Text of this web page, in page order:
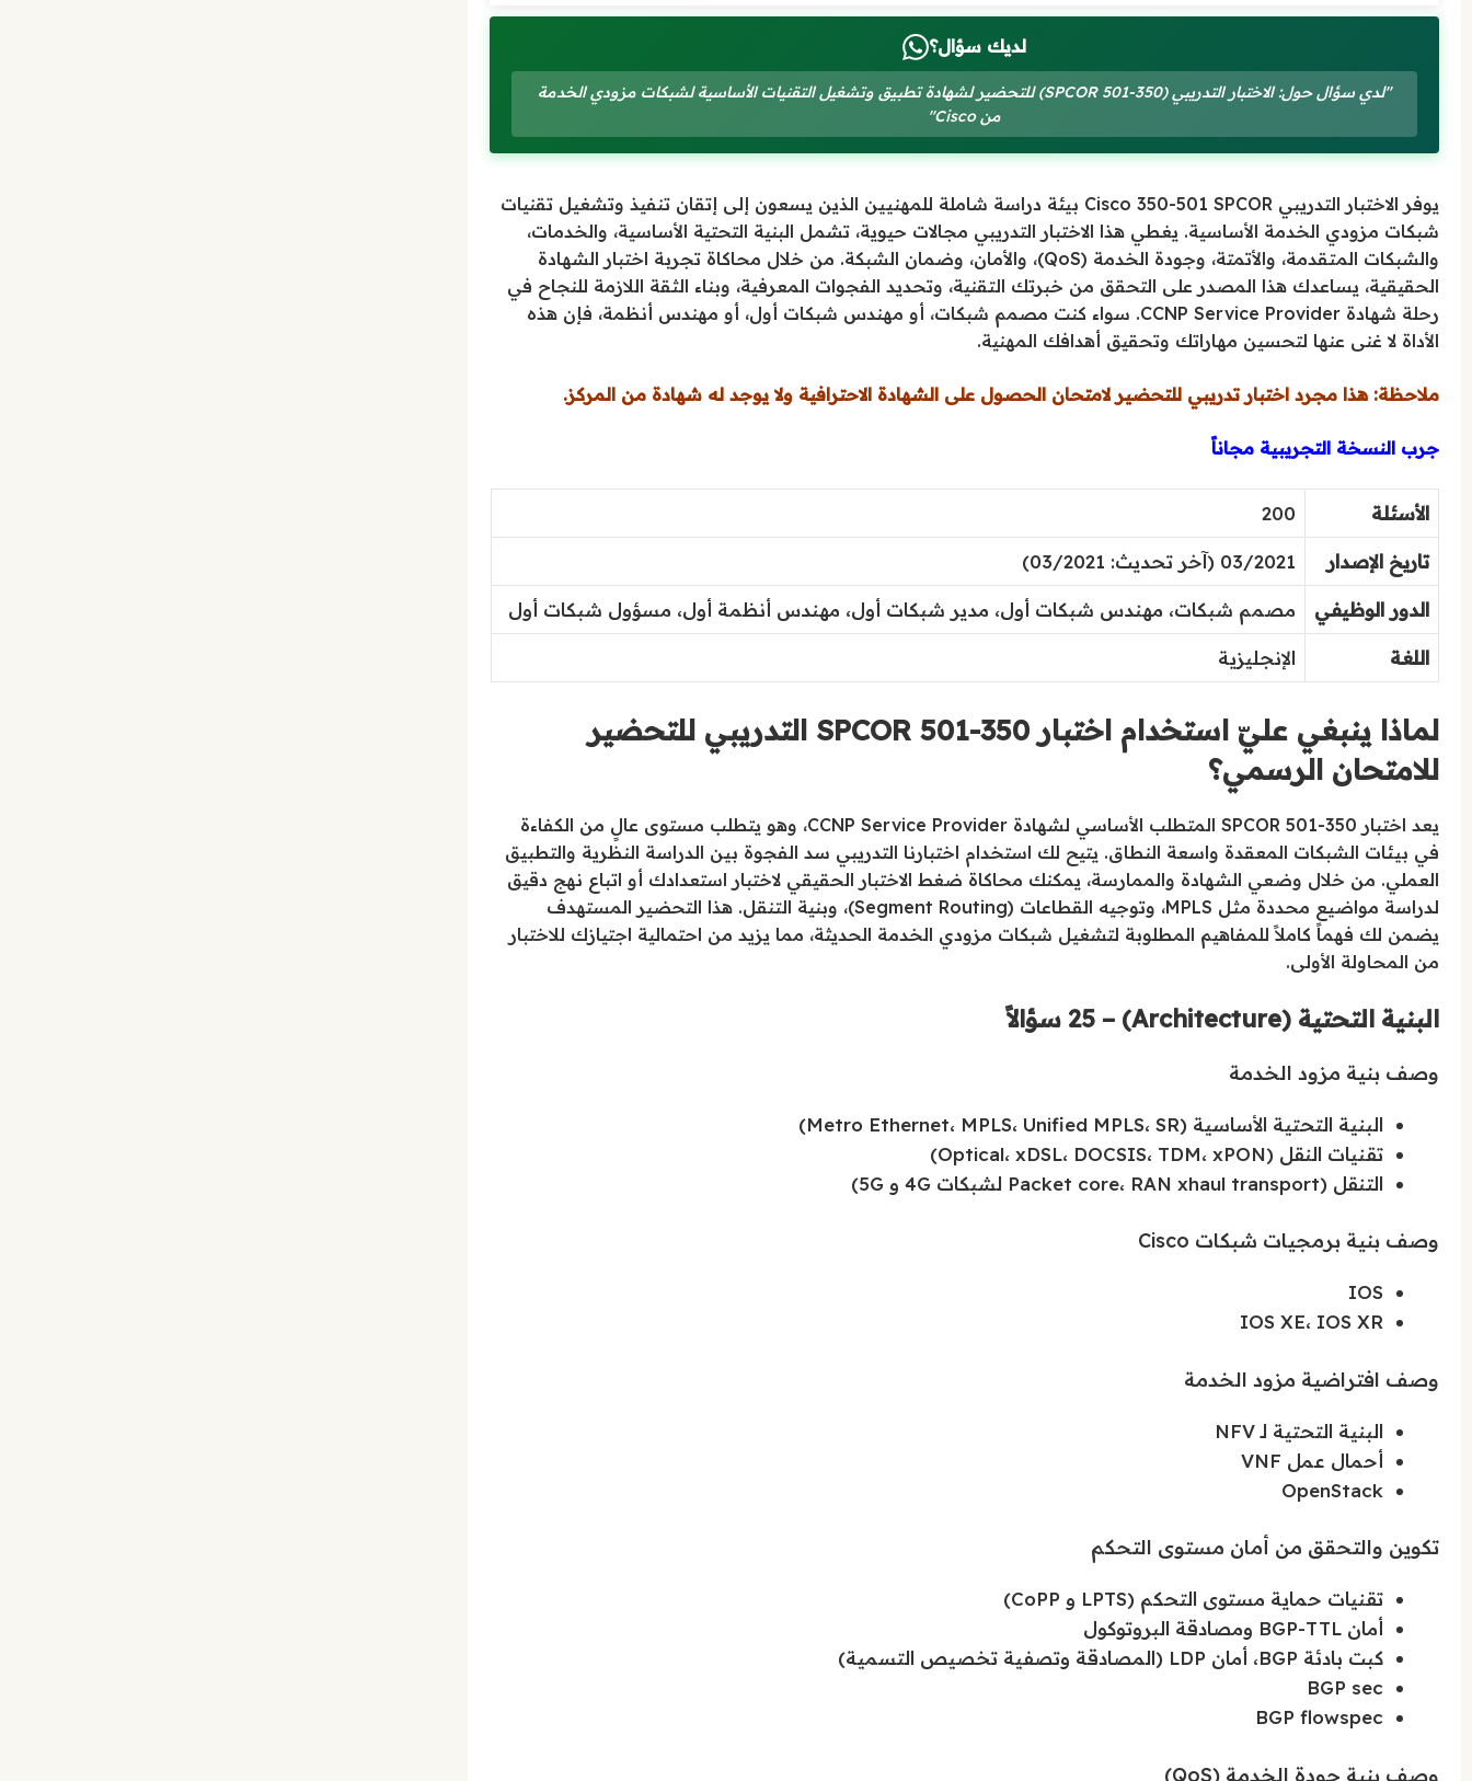
لديك سؤال؟
"لدي سؤال حول: الاختبار التدريبي (350-501 SPCOR) للتحضير لشهادة تطبيق وتشغيل التقنيات الأساسية لشبكات مزودي الخدمة
من Cisco"
يوفر الاختبار التدريبي Cisco 350-501 SPCOR بيئة دراسة شاملة للمهنيين الذين يسعون إلى إتقان تنفيذ وتشغيل تقنيات
شبكات مزودي الخدمة الأساسية. يغطي هذا الاختبار التدريبي مجالات حيوية، تشمل البنية التحتية الأساسية، والخدمات،
والشبكات المتقدمة، والأتمتة، وجودة الخدمة (QoS)، والأمان، وضمان الشبكة. من خلال محاكاة تجربة اختبار الشهادة
الحقيقية، يساعدك هذا المصدر على التحقق من خبرتك التقنية، وتحديد الفجوات المعرفية، وبناء الثقة اللازمة للنجاح في
رحلة شهادة CCNP Service Provider. سواء كنت مصمم شبكات، أو مهندس شبكات أول، أو مهندس أنظمة، فإن هذه
الأداة لا غنى عنها لتحسين مهاراتك وتحقيق أهدافك المهنية.
ملاحظة: هذا مجرد اختبار تدريبي للتحضير لامتحان الحصول على الشهادة الاحترافية ولا يوجد له شهادة من المركز.
جرب النسخة التجريبية مجاناً
الأسئلة 200
تاريخ الإصدار 03/2021 (آخر تحديث: 03/2021)
الدور الوظيفي مصمم شبكات، مهندس شبكات أول، مدير شبكات أول، مهندس أنظمة أول، مسؤول شبكات أول
اللغة الإنجليزية
لماذا ينبغي عليّ استخدام اختبار 350-501 SPCOR التدريبي للتحضير
للامتحان الرسمي؟
يعد اختبار 350-501 SPCOR المتطلب الأساسي لشهادة CCNP Service Provider، وهو يتطلب مستوى عالٍ من الكفاءة
في بيئات الشبكات المعقدة واسعة النطاق. يتيح لك استخدام اختبارنا التدريبي سد الفجوة بين الدراسة النظرية والتطبيق
العملي. من خلال وضعي الشهادة والممارسة، يمكنك محاكاة ضغط الاختبار الحقيقي لاختبار استعدادك أو اتباع نهج دقيق
لدراسة مواضيع محددة مثل MPLS، وتوجيه القطاعات (Segment Routing)، وبنية التنقل. هذا التحضير المستهدف
يضمن لك فهماً كاملاً للمفاهيم المطلوبة لتشغيل شبكات مزودي الخدمة الحديثة، مما يزيد من احتمالية اجتيازك للاختبار
من المحاولة الأولى.
البنية التحتية (Architecture) – 25 سؤالاً
وصف بنية مزود الخدمة
البنية التحتية الأساسية (Metro Ethernet، MPLS، Unified MPLS، SR)
تقنيات النقل (Optical، xDSL، DOCSIS، TDM، xPON)
التنقل (Packet core، RAN xhaul transport لشبكات 4G و 5G)
وصف بنية برمجيات شبكات Cisco
IOS
IOS XE، IOS XR
وصف افتراضية مزود الخدمة
البنية التحتية لـ NFV
أحمال عمل VNF
OpenStack
تكوين والتحقق من أمان مستوى التحكم
تقنيات حماية مستوى التحكم (LPTS و CoPP)
أمان BGP-TTL ومصادقة البروتوكول
كبت بادئة BGP، أمان LDP (المصادقة وتصفية تخصيص التسمية)
BGP sec
BGP flowspec
وصف بنية جودة الخدمة (QoS)